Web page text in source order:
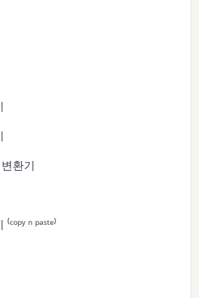
환기
ⁿ ᵖᵃˢᵗᵉ⁾